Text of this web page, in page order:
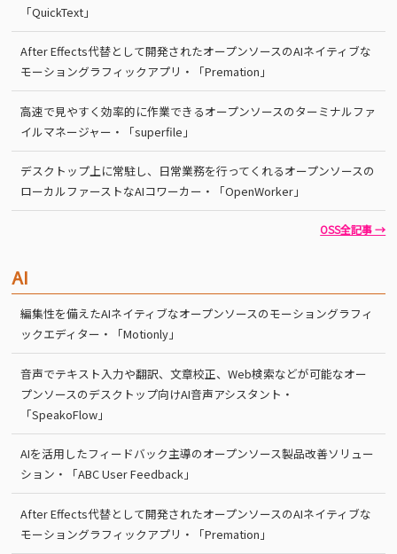
「QuickText」
After Effects代替として開発されたオープンソースのAIネイティブな
モーショングラフィックアプリ・「Premation」
高速で見やすく効率的に作業できるオープンソースのターミナルファ
イルマネージャー・「superfile」
デスクトップ上に常駐し、日常業務を行ってくれるオープンソースの
ローカルファーストなAIコワーカー・「OpenWorker」
OSS全記事 →
AI
編集性を備えたAIネイティブなオープンソースのモーショングラフィ
ックエディター・「Motionly」
音声でテキスト入力や翻訳、文章校正、Web検索などが可能なオー
プンソースのデスクトップ向けAI音声アシスタント・
「SpeakoFlow」
AIを活用したフィードバック主導のオープンソース製品改善ソリュー
ション・「ABC User Feedback」
After Effects代替として開発されたオープンソースのAIネイティブな
モーショングラフィックアプリ・「Premation」